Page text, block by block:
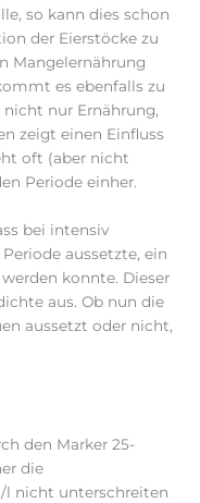
so kann dies schon
der Eierstöcke zu
Mangelernährung
es ebenfalls zu
nicht nur Ernährung,
zeigt einen Einfluss
oft (aber nicht
Periode einher.
bei intensiv
aussetzte, ein
konnte. Dieser
aus. Ob nun die
aussetzt oder nicht,
den Marker 25-
die
l nicht unterschreiten